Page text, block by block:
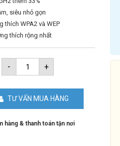
siêu nhỏ gọn
thích WPA2 và WEP
thích rộng nhất
-
USB
Wifi
Bluetooth
AC600
TP-
Link
T2UB
+
TƯ VẤN MUA HÀNG
hàng & thanh toán tận nơi